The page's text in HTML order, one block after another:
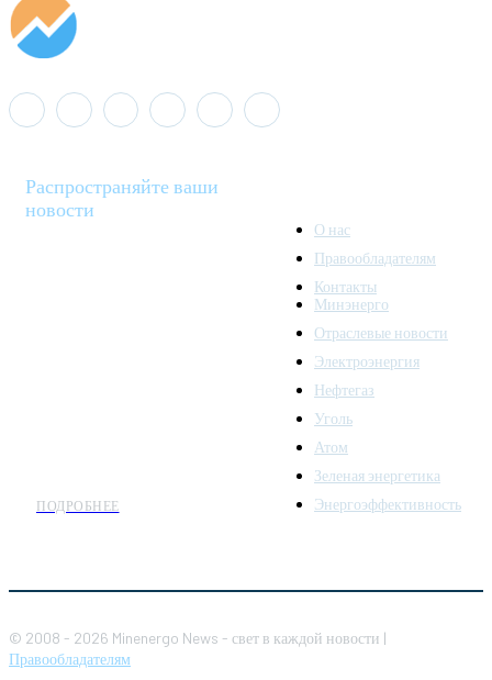
Распространяйте ваши
новости
ПОДРОБНЕЕ
О нас
Правообладателям
Контакты
Минэнерго
Отраслевые новости
Электроэнергия
Нефтегаз
Уголь
Атом
Зеленая энергетика
Энергоэффективность
© 2008 - 2026 Minenergo News - свет в каждой новости |
Правообладателям